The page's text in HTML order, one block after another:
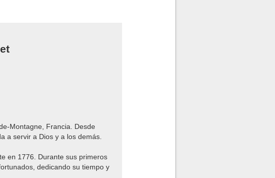
Montagne, Francia. Desde
a servir a Dios y a los demás.
en 1776. Durante sus primeros
dedicando su tiempo y